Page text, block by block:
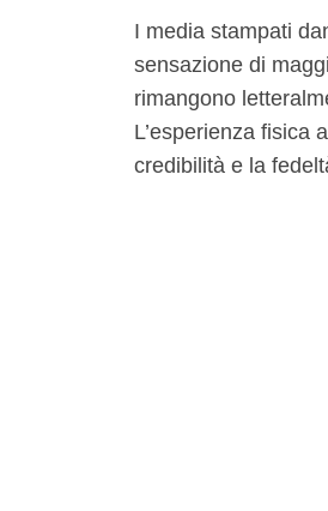
I media stampati
sensazione di
rimangono
L’esperienza fisica
credibilità e la